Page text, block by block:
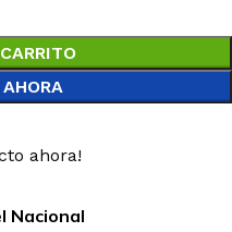
ahora!
Nacional